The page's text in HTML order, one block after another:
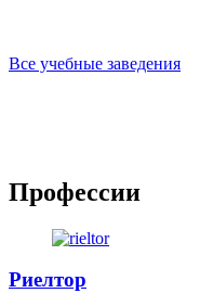
Все учебные заведения
Профессии
Риелтор